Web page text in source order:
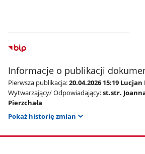
Informacje o publikacji
Pierwsza publikacja:20.04.2026 15:19
Wytwarzający/ Odpowiadający:st.str.
Pierzchała
Pokaż historię zmian